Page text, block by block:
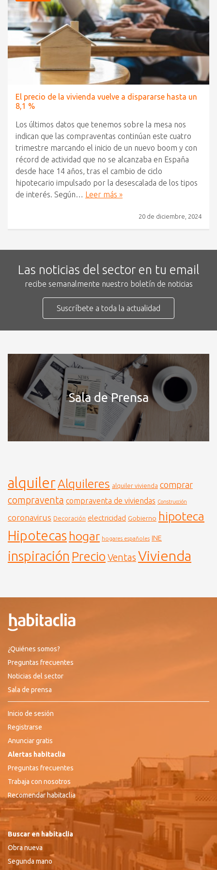
El precio de la vivienda vuelve a dispararse hasta un
8,1 %
Los últimos datos que tenemos sobre la mesa nos
indican que las compraventas continúan este cuatro
trimestre marcando el inicio de un nuevo boom y con
récord de actividad que no se alcanzaba en España
desde hace 14 años, tras el cambio de ciclo
hipotecario impulsado por la desescalada de los tipos
de interés. Según…
Leer más »
20 de diciembre, 2024
Las noticias del sector en tu email
recibe semanalmente nuestro boletín de noticias
Suscríbete a toda la actualidad
Sala de Prensa
alquilerAlquileres alquiler vivienda comprar
compraventa compraventa de viviendas Construcción
coronavirus Decoración electricidad Gobierno hipoteca
Hipotecas hogar hogares españoles INE
inspiración Precio Ventas Vivienda
¿Quiénes somos?
Preguntas frecuentes
Noticias del sector
Sala de prensa
Inicio de sesión
Registrarse
Anunciar gratis
Alertas habitaclia
Preguntas frecuentes
Trabaja con nosotros
Recomendar habitaclia
Buscar en habitaclia
Obra nueva
Segunda mano